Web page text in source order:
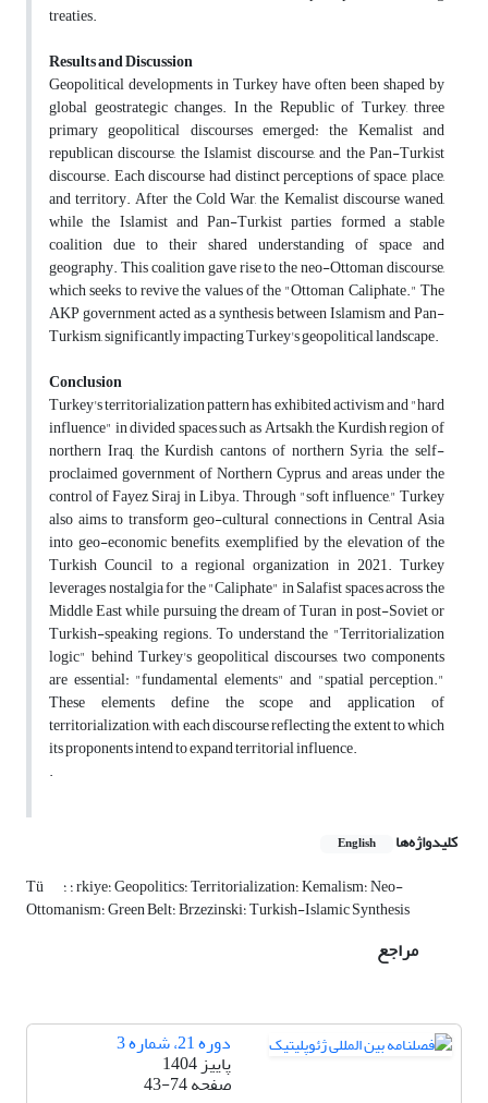
treaties.
Results and Discussion
Geopolitical developments in Turkey have often been shaped by
global geostrategic changes. In the Republic of Turkey, three
primary geopolitical discourses emerged: the Kemalist and
republican discourse, the Islamist discourse, and the Pan-Turkist
discourse. Each discourse had distinct perceptions of space, place,
and territory. After the Cold War, the Kemalist discourse waned,
while the Islamist and Pan-Turkist parties formed a stable
coalition due to their shared understanding of space and
geography. This coalition gave rise to the neo-Ottoman discourse,
which seeks to revive the values of the "Ottoman Caliphate." The
AKP government acted as a synthesis between Islamism and Pan-
Turkism, significantly impacting Turkey's geopolitical landscape.
Conclusion
Turkey's territorialization pattern has exhibited activism and "hard
influence" in divided spaces such as Artsakh, the Kurdish region of
northern Iraq, the Kurdish cantons of northern Syria, the self-
proclaimed government of Northern Cyprus, and areas under the
control of Fayez Siraj in Libya. Through "soft influence," Turkey
also aims to transform geo-cultural connections in Central Asia
into geo-economic benefits, exemplified by the elevation of the
Turkish Council to a regional organization in 2021. Turkey
leverages nostalgia for the "Caliphate" in Salafist spaces across the
Middle East while pursuing the dream of Turan in post-Soviet or
Turkish-speaking regions. To understand the "Territorialization
logic" behind Turkey's geopolitical discourses, two components
are essential: "fundamental elements" and "spatial perception."
These elements define the scope and application of
territorialization, with each discourse reflecting the extent to which
its proponents intend to expand territorial influence.
.
کلیدواژه‌ها English
Tü ؛ ؛ rkiye؛ Geopolitics؛ Territorialization؛ Kemalism؛ Neo-
Ottomanism؛ Green Belt؛ Brzezinski؛ Turkish-Islamic Synthesis
مراجع
دوره 21، شماره 3
پاییز 1404
صفحه43-74